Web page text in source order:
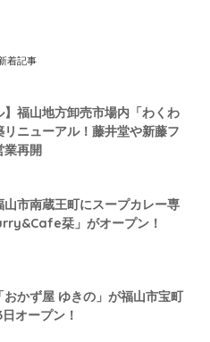
着記事
】福山地方卸売市場内「わくわ
リニューアル！藤井堂や新藤フ
再開
山市南蔵王町にスープカレー専
栞」がオープン！
おかず屋 ゆきの」が福山市宝町
オープン！